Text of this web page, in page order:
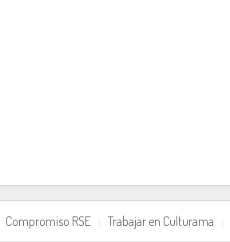
Compromiso RSE Trabajar en Culturama